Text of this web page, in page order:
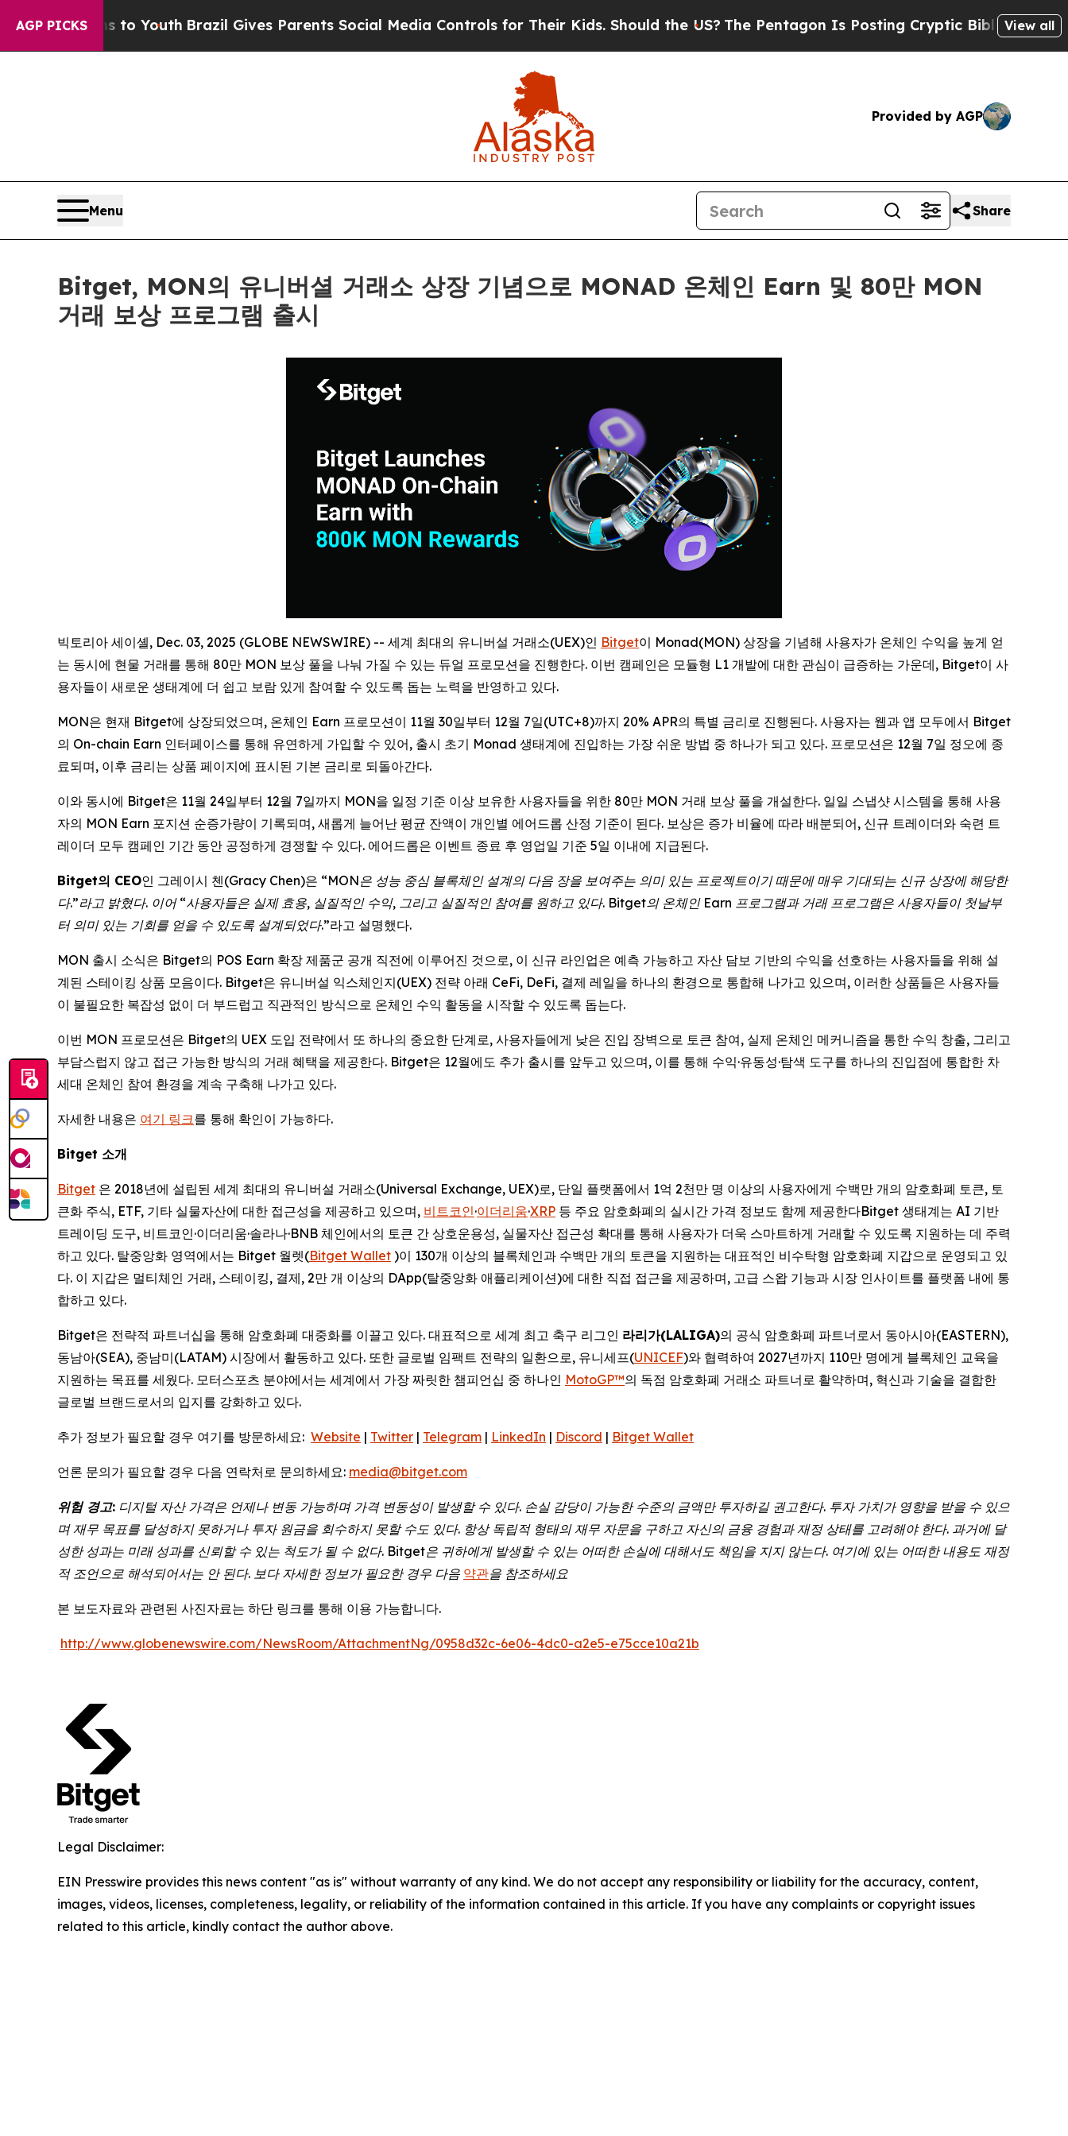
AGP PICKS
to YouthBrazil Gives Parents Social Media Controls for Their Kids. Should the US?The Pentagon Is Posting Cryptic Biblical Messages on
View all
Provided by AGP
Menu Share
Bitget, MON의 유니버셜 거래소 상장 기념으로 MONAD 온체인 Earn 및 80만 MON
거래 보상 프로그램 출시
빅토리아 세이셸, Dec. 03, 2025 (GLOBE NEWSWIRE) -- 세계 최대의 유니버설 거래소(UEX)인 Bitget이 Monad(MON) 상장을 기념해 사용자가 온체인 수익을 높게 얻
는 동시에 현물 거래를 통해 80만 MON 보상 풀을 나눠 가질 수 있는 듀얼 프로모션을 진행한다. 이번 캠페인은 모듈형 L1 개발에 대한 관심이 급증하는 가운데, Bitget이 사
용자들이 새로운 생태계에 더 쉽고 보람 있게 참여할 수 있도록 돕는 노력을 반영하고 있다.
MON은 현재 Bitget에 상장되었으며, 온체인 Earn 프로모션이 11월 30일부터 12월 7일(UTC+8)까지 20% APR의 특별 금리로 진행된다. 사용자는 웹과 앱 모두에서 Bitget
의 On-chain Earn 인터페이스를 통해 유연하게 가입할 수 있어, 출시 초기 Monad 생태계에 진입하는 가장 쉬운 방법 중 하나가 되고 있다. 프로모션은 12월 7일 정오에 종
료되며, 이후 금리는 상품 페이지에 표시된 기본 금리로 되돌아간다.
이와 동시에 Bitget은 11월 24일부터 12월 7일까지 MON을 일정 기준 이상 보유한 사용자들을 위한 80만 MON 거래 보상 풀을 개설한다. 일일 스냅샷 시스템을 통해 사용
자의 MON Earn 포지션 순증가량이 기록되며, 새롭게 늘어난 평균 잔액이 개인별 에어드롭 산정 기준이 된다. 보상은 증가 비율에 따라 배분되어, 신규 트레이더와 숙련 트
레이더 모두 캠페인 기간 동안 공정하게 경쟁할 수 있다. 에어드롭은 이벤트 종료 후 영업일 기준 5일 이내에 지급된다.
Bitget의 CEO인 그레이시 첸(Gracy Chen)은 “MON은 성능 중심 블록체인 설계의 다음 장을 보여주는 의미 있는 프로젝트이기 때문에 매우 기대되는 신규 상장에 해당한
다.”라고 밝혔다. 이어 “사용자들은 실제 효용, 실질적인 수익, 그리고 실질적인 참여를 원하고 있다. Bitget의 온체인 Earn 프로그램과 거래 프로그램은 사용자들이 첫날부
터 의미 있는 기회를 얻을 수 있도록 설계되었다.”라고 설명했다.
MON 출시 소식은 Bitget의 POS Earn 확장 제품군 공개 직전에 이루어진 것으로, 이 신규 라인업은 예측 가능하고 자산 담보 기반의 수익을 선호하는 사용자들을 위해 설
계된 스테이킹 상품 모음이다. Bitget은 유니버설 익스체인지(UEX) 전략 아래 CeFi, DeFi, 결제 레일을 하나의 환경으로 통합해 나가고 있으며, 이러한 상품들은 사용자들
이 불필요한 복잡성 없이 더 부드럽고 직관적인 방식으로 온체인 수익 활동을 시작할 수 있도록 돕는다.
이번 MON 프로모션은 Bitget의 UEX 도입 전략에서 또 하나의 중요한 단계로, 사용자들에게 낮은 진입 장벽으로 토큰 참여, 실제 온체인 메커니즘을 통한 수익 창출, 그리고
부담스럽지 않고 접근 가능한 방식의 거래 혜택을 제공한다. Bitget은 12월에도 추가 출시를 앞두고 있으며, 이를 통해 수익·유동성·탐색 도구를 하나의 진입점에 통합한 차
세대 온체인 참여 환경을 계속 구축해 나가고 있다.
자세한 내용은 여기 링크를 통해 확인이 가능하다.
Bitget 소개
Bitget 은 2018년에 설립된 세계 최대의 유니버설 거래소(Universal Exchange, UEX)로, 단일 플랫폼에서 1억 2천만 명 이상의 사용자에게 수백만 개의 암호화폐 토큰, 토
큰화 주식, ETF, 기타 실물자산에 대한 접근성을 제공하고 있으며, 비트코인·이더리움·XRP 등 주요 암호화폐의 실시간 가격 정보도 함께 제공한다Bitget 생태계는 AI 기반
트레이딩 도구, 비트코인·이더리움·솔라나·BNB 체인에서의 토큰 간 상호운용성, 실물자산 접근성 확대를 통해 사용자가 더욱 스마트하게 거래할 수 있도록 지원하는 데 주력
하고 있다. 탈중앙화 영역에서는 Bitget 월렛(Bitget Wallet )이 130개 이상의 블록체인과 수백만 개의 토큰을 지원하는 대표적인 비수탁형 암호화폐 지갑으로 운영되고 있
다. 이 지갑은 멀티체인 거래, 스테이킹, 결제, 2만 개 이상의 DApp(탈중앙화 애플리케이션)에 대한 직접 접근을 제공하며, 고급 스왑 기능과 시장 인사이트를 플랫폼 내에 통
합하고 있다.
Bitget은 전략적 파트너십을 통해 암호화폐 대중화를 이끌고 있다. 대표적으로 세계 최고 축구 리그인 라리가(LALIGA)의 공식 암호화폐 파트너로서 동아시아(EASTERN),
동남아(SEA), 중남미(LATAM) 시장에서 활동하고 있다. 또한 글로벌 임팩트 전략의 일환으로, 유니세프(UNICEF)와 협력하여 2027년까지 110만 명에게 블록체인 교육을
지원하는 목표를 세웠다. 모터스포츠 분야에서는 세계에서 가장 짜릿한 챔피언십 중 하나인 MotoGP™의 독점 암호화폐 거래소 파트너로 활약하며, 혁신과 기술을 결합한
글로벌 브랜드로서의 입지를 강화하고 있다.
추가 정보가 필요할 경우 여기를 방문하세요: Website | Twitter | Telegram | LinkedIn | Discord | Bitget Wallet
언론 문의가 필요할 경우 다음 연락처로 문의하세요: media@bitget.com
위험 경고: 디지털 자산 가격은 언제나 변동 가능하며 가격 변동성이 발생할 수 있다. 손실 감당이 가능한 수준의 금액만 투자하길 권고한다. 투자 가치가 영향을 받을 수 있으
며 재무 목표를 달성하지 못하거나 투자 원금을 회수하지 못할 수도 있다. 항상 독립적 형태의 재무 자문을 구하고 자신의 금융 경험과 재정 상태를 고려해야 한다. 과거에 달
성한 성과는 미래 성과를 신뢰할 수 있는 척도가 될 수 없다. Bitget은 귀하에게 발생할 수 있는 어떠한 손실에 대해서도 책임을 지지 않는다. 여기에 있는 어떠한 내용도 재정
적 조언으로 해석되어서는 안 된다. 보다 자세한 정보가 필요한 경우 다음 약관을 참조하세요
본 보도자료와 관련된 사진자료는 하단 링크를 통해 이용 가능합니다.
http://www.globenewswire.com/NewsRoom/AttachmentNg/0958d32c-6e06-4dc0-a2e5-e75cce10a21b
Legal Disclaimer:
EIN Presswire provides this news content "as is" without warranty of any kind. We do not accept any responsibility or liability for the accuracy, content,
images, videos, licenses, completeness, legality, or reliability of the information contained in this article. If you have any complaints or copyright issues
related to this article, kindly contact the author above.